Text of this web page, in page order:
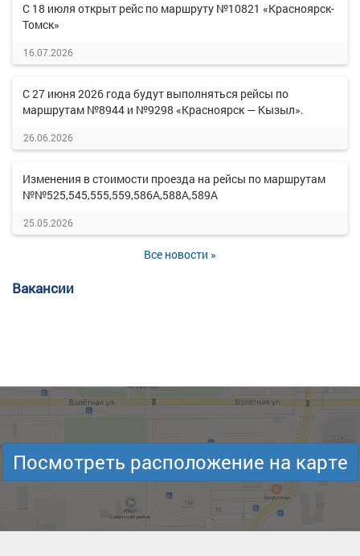
С 18 июля открыт рейс по маршруту №10821 «Красноярск-
Томск»
16.07.2026
С 27 июня 2026 года будут выполняться рейсы по
маршрутам №8944 и №9298 «Красноярск — Кызыл».
26.06.2026
Изменения в стоимости проезда на рейсы по маршрутам
№№525,545,555,559,586А,588А,589А
25.05.2026
Все новости »
Вакансии
Посмотреть расположение на карте